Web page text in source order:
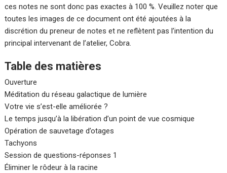
ces notes ne sont donc pas exactes à 100 %. Veuillez noter que
toutes les images de ce document ont été ajoutées à la
discrétion du preneur de notes et ne reflètent pas l’intention du
principal intervenant de l’atelier, Cobra.
Table des matières
Ouverture
Méditation du réseau galactique de lumière
Votre vie s’est-elle améliorée ?
Le temps jusqu’à la libération d’un point de vue cosmique
Opération de sauvetage d’otages
Tachyons
Session de questions-réponses 1
Éliminer le rôdeur à la racine